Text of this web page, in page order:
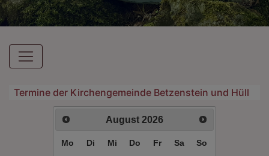
Hauptnavigation
Termine der Kirchengemeinde Betzenstein und Hüll
August 2026
Mo Di Mi Do Fr Sa So